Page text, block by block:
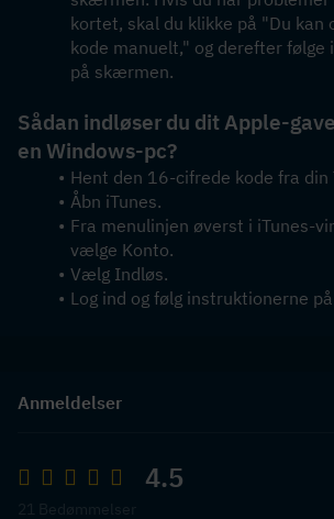
kortet, skal du klikke på "Du kan
kode manuelt," og derefter følge
på skærmen.
Sådan indløser du dit Apple-
en Windows-pc?
Hent den 16-cifrede kode fra din
Åbn iTunes.
Fra menulinjen øverst i iTunes-
vælge Konto.
Vælg Indløs.
Log ind og følg instruktionerne
Anmeldelser
4.5